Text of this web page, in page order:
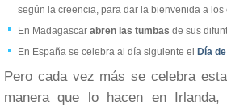
según la creencia, para dar la bienvenida a
En Madagascar abren las tumbas de sus
En España se celebra al día siguiente el
Día
Pero cada vez más se celebra
manera que lo hacen en